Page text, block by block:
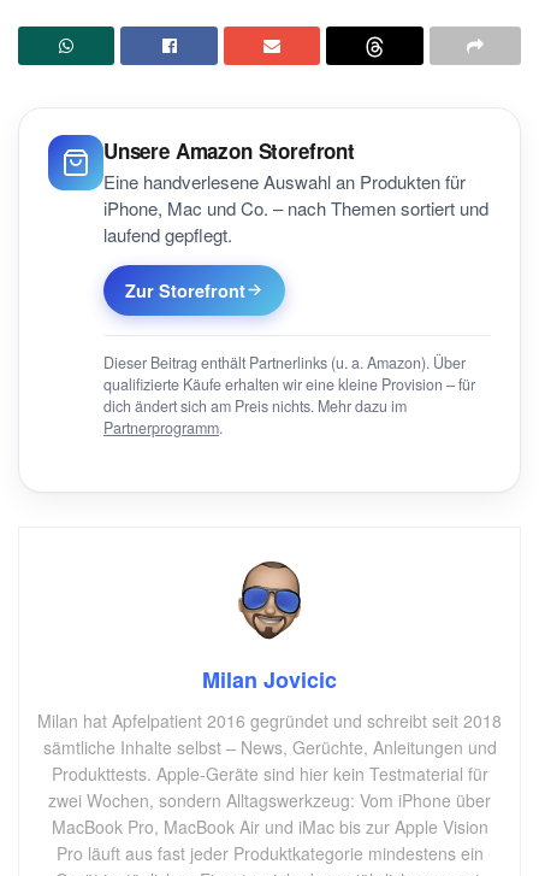
Unsere Amazon Storefront
Eine handverlesene Auswahl an Produkten für
iPhone, Mac und Co. – nach Themen sortiert und
laufend gepflegt.
Zur Storefront
Dieser Beitrag enthält Partnerlinks (u. a. Amazon). Über
qualifizierte Käufe erhalten wir eine kleine Provision – für
dich ändert sich am Preis nichts. Mehr dazu im
Partnerprogramm.
Milan Jovicic
Milan hat Apfelpatient 2016 gegründet und schreibt seit 2018
sämtliche Inhalte selbst – News, Gerüchte, Anleitungen und
Produkttests. Apple-Geräte sind hier kein Testmaterial für
zwei Wochen, sondern Alltagswerkzeug: Vom iPhone über
MacBook Pro, MacBook Air und iMac bis zur Apple Vision
Pro läuft aus fast jeder Produktkategorie mindestens ein